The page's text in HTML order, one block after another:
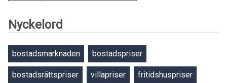
Nyckelord
bostadsmarknaden bostadspriser
bostadsrättspriser villapriser fritidshuspriser